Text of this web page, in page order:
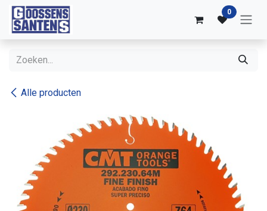
Overslaan naar inhoud
0
Alle producten